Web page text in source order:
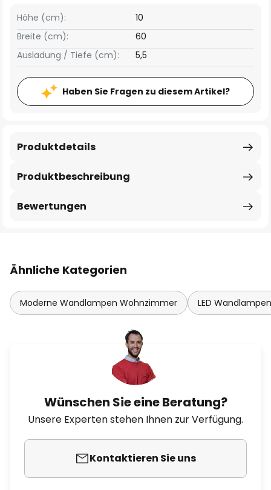
Breite (cm): 60
Höhe (cm): 10
Ausladung / Tiefe (cm): 5,5
Haben Sie Fragen zu diesem Artikel?
Produktbeschreibung
Produktdetails
Bewertungen
Ähnliche Kategorien
Moderne Wandlampen Wohnzimmer LED
Wünschen Sie eine Beratung?
Unsere Experten stehen Ihnen zur Verfügung.
Kontaktieren Sie uns